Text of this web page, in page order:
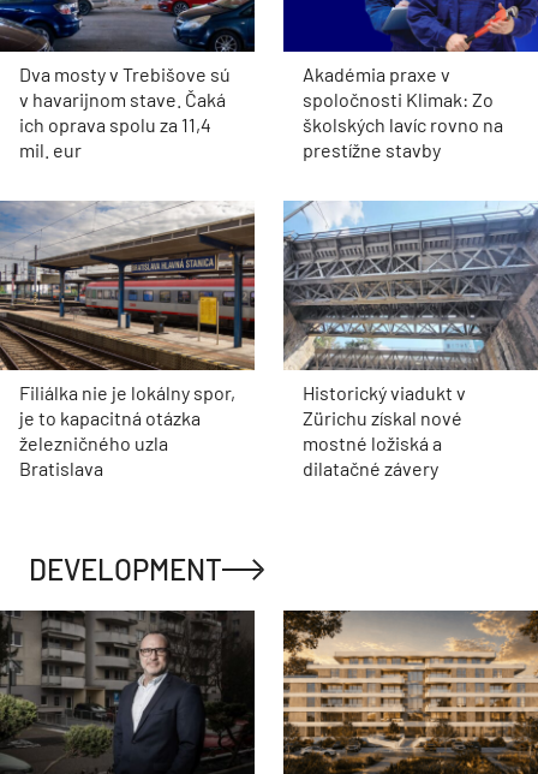
Dva mosty v Trebišove sú
v havarijnom stave. Čaká
ich oprava spolu za 11,4
mil. eur
Akadémia praxe v
spoločnosti Klimak: Zo
školských lavíc rovno na
prestížne stavby
Filiálka nie je lokálny spor,
je to kapacitná otázka
železničného uzla
Bratislava
Historický viadukt v
Zürichu získal nové
mostné ložiská a
dilatačné závery
DEVELOPMENT